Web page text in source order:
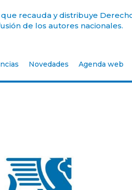
recauda y distribuye
de los autores nacionales.
Novedades Agenda web